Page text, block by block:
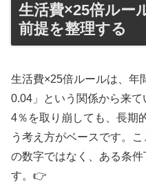
生活費×25倍ルー
前提を整理する
生活費×25倍ルールは、年
0.04」という関係から来
4％を取り崩しても、長期
う考え方がベースです。
の数字ではなく、ある条
す。👉